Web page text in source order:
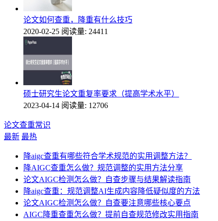
论文如何查重，降重有什么技巧
2020-02-25 阅读量: 24411
硕士研究生论文重复率要求（提高学术水平）
2023-04-14 阅读量: 12706
论文查重常识
最新 最热
降aigc查重有哪些符合学术规范的实用调整方法？
降AIGC查重怎么做？规范调整的实用方法分享
论文AIGC检测怎么做？自查步骤与结果解读指南
降aigc查重：规范调整AI生成内容降低疑似度的方法
论文AIGC检测怎么做？自查要注意哪些核心要点
AIGC降重查重怎么做？提前自查规范修改实用指南